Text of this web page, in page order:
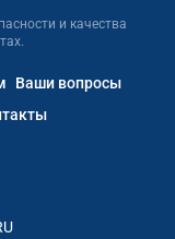
и качества
Ваши вопросы